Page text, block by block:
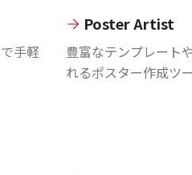
手軽
Poster Artist
豊富なテンプレート
れるポスター作成ツー